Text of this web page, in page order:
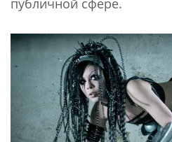
публичной сфере.